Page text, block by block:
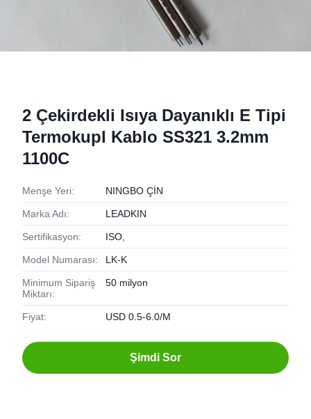
2 Çekirdekli Isıya Dayanıklı E Tipi
Termokupl Kablo SS321 3.2mm
1100C
Menşe Yeri: NINGBO ÇİN
Marka Adı: LEADKIN
Sertifikasyon: ISO,
Model Numarası: LK-K
Minimum Sipariş
Miktarı:
50 milyon
Fiyat: USD 0.5-6.0/M
Şimdi Sor